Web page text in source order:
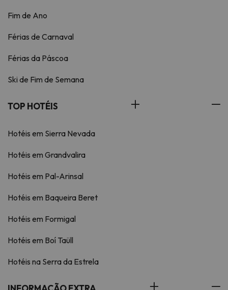
Fim de Ano
Férias de Carnaval
Férias da Páscoa
Ski de Fim de Semana
TOP HOTÉIS
Hotéis em Sierra Nevada
Hotéis em Grandvalira
Hotéis em Pal-Arinsal
Hotéis em Baqueira Beret
Hotéis em Formigal
Hotéis em Boí Taüll
Hotéis na Serra da Estrela